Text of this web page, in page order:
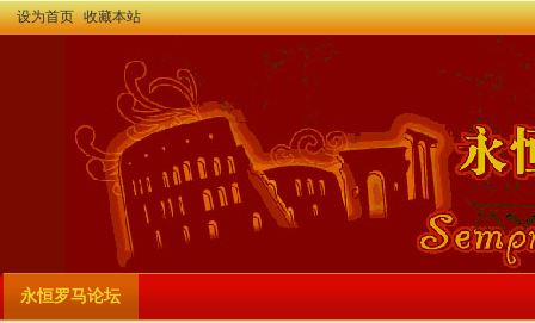
设为首页 收藏本站
永恒罗马论坛